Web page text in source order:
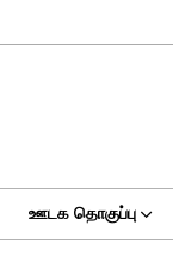
ஊடக தொகுப்பு